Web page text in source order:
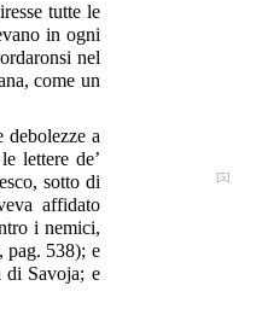
tutte le
in ogni
nel
come un
debolezze a
lettere de’
[5]
sotto di
affidato
i nemici,
, pag. 538); e
di Savoja; e